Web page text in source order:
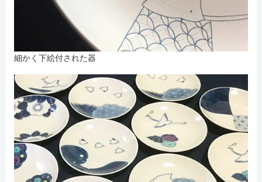
細かく下絵付された器